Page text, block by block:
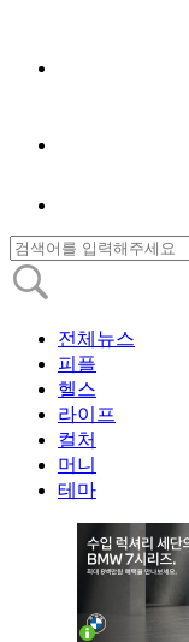
전체뉴스
피플
헬스
라이프
컬처
머니
테마